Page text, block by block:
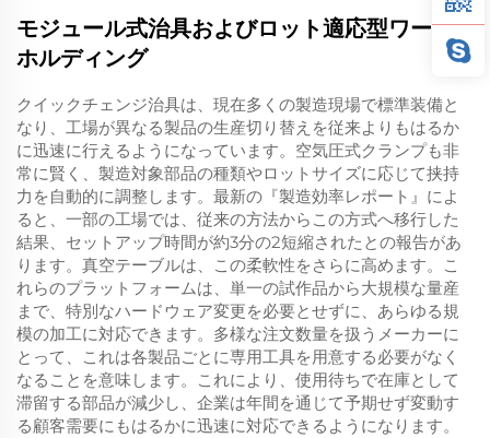
モジュール式治具およびロット適応型ワーク
ホルディング
クイックチェンジ治具は、現在多くの製造現場で標準装備と
なり、工場が異なる製品の生産切り替えを従来よりもはるか
に迅速に行えるようになっています。空気圧式クランプも非
常に賢く、製造対象部品の種類やロットサイズに応じて挟持
力を自動的に調整します。最新の『製造効率レポート』によ
ると、一部の工場では、従来の方法からこの方式へ移行した
結果、セットアップ時間が約3分の2短縮されたとの報告があ
ります。真空テーブルは、この柔軟性をさらに高めます。こ
れらのプラットフォームは、単一の試作品から大規模な量産
まで、特別なハードウェア変更を必要とせずに、あらゆる規
模の加工に対応できます。多様な注文数量を扱うメーカーに
とって、これは各製品ごとに専用工具を用意する必要がなく
なることを意味します。これにより、使用待ちで在庫として
滞留する部品が減少し、企業は年間を通じて予期せず変動す
る顧客需要にもはるかに迅速に対応できるようになります。